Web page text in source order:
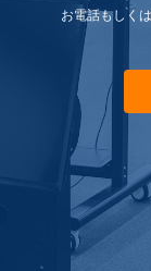
お電話もしく